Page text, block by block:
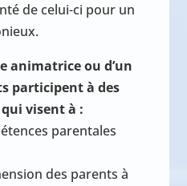
de celui-ci pour un
animatrice ou d’un
participent à des
visent à :
parentales
des parents à